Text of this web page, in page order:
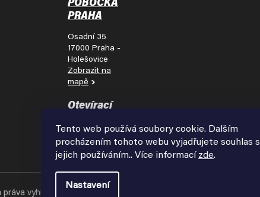
Tento web používá soubory cookie. Dalším
procházením tohoto webu vyjadřujete souhlas s
jejich používáním.. Více informací zde.
Nastavení
POBOČKA
PRAHA
Osadní 35
17000 Praha -
Holešovice
Zobrazit na
mapě
Otevírací
Pondělí - Pátek
9:00 - 18:00
vyhrazena.